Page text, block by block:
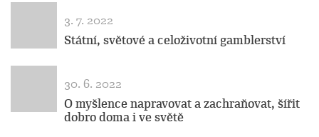
3. 7. 2022
Státní, světové a celoživotní gamblerství
30. 6. 2022
O myšlence napravovat a zachraňovat, šířit
dobro doma i ve světě